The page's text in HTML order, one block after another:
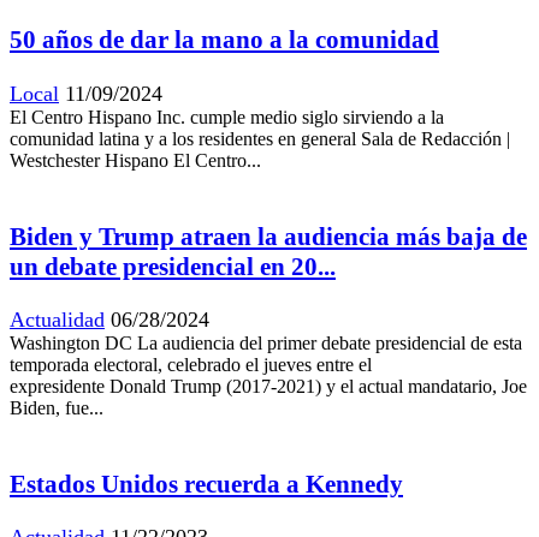
50 años de dar la mano a la comunidad
Local 11/09/2024
El Centro Hispano Inc. cumple medio siglo sirviendo a la
comunidad latina y a los residentes en general Sala de Redacción |
Westchester Hispano El Centro...
Biden y Trump atraen la audiencia más baja de
un debate presidencial en 20...
Actualidad 06/28/2024
Washington DC La audiencia del primer debate presidencial de esta
temporada electoral, celebrado el jueves entre el
expresidente Donald Trump (2017-2021) y el actual mandatario, Joe
Biden, fue...
Estados Unidos recuerda a Kennedy